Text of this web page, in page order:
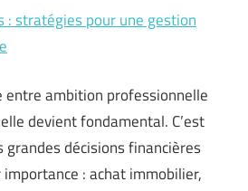
: stratégies pour une gestion
entre ambition professionnelle
devient fondamental. C’est
grandes décisions financières
: achat immobilier,